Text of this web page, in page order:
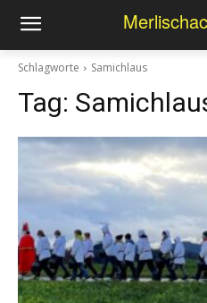
Schlagworte Samichlaus
Tag: